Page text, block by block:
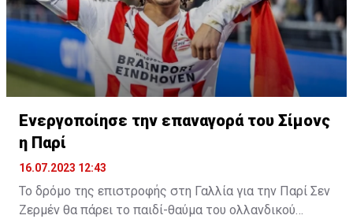
Ενεργοποίησε την επαναγορά του Σίμονς
η Παρί
16.07.2023 12:43
Το δρόμο της επιστροφής στη Γαλλία για την Παρί Σεν
Ζερμέν θα πάρει το παιδί-θαύμα του ολλανδικού